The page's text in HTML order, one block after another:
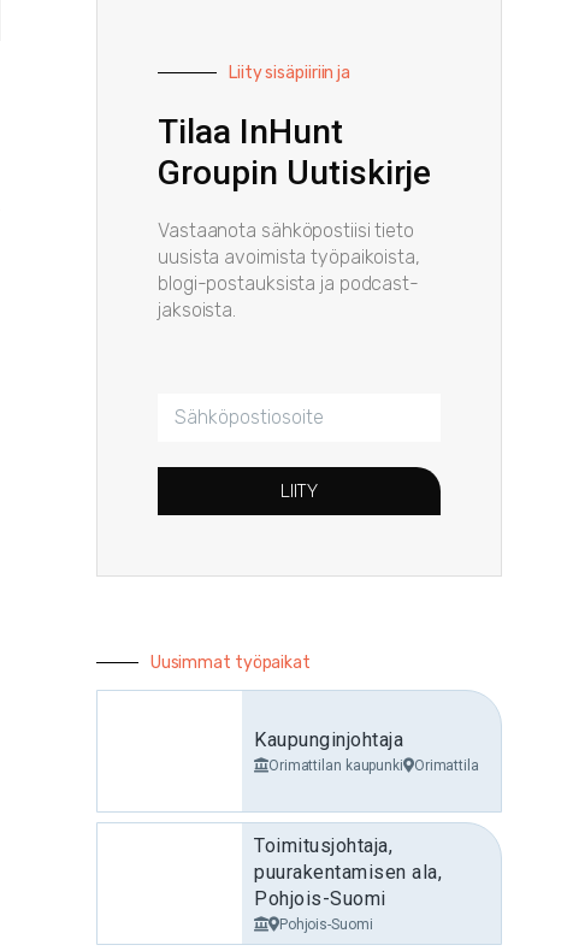
Liity sisäpiiriin ja
Tilaa InHunt
Groupin Uutiskirje
Vastaanota sähköpostiisi tieto
uusista avoimista työpaikoista,
blogi-postauksista ja podcast-
jaksoista.
LIITY
Uusimmat työpaikat
Kaupunginjohtaja
Orimattilan kaupunki Orimattila
Toimitusjohtaja,
puurakentamisen ala,
Pohjois-Suomi
Pohjois-Suomi